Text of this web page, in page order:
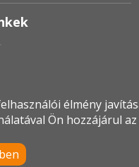
jog fenntartva!
élmény
Ön hozzájárul az